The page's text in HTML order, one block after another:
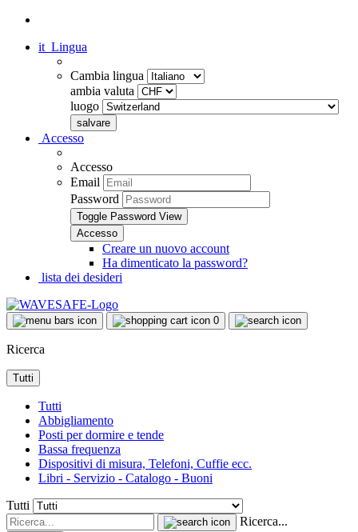
it Lingua
Cambia lingua
ambia valuta
luogo
Accesso
Accesso
Email
Password
Toggle Password View
Creare un nuovo account
Ha dimenticato la password?
lista dei desideri
0
Ricerca
Tutti
Tutti
Abbigliamento
Posti per dormire e tende
Bassa frequenza
Dispositivi di misura, Telefoni, Cuffie ecc.
Libri - Servizio - Catalogo - Buoni
Tutti
Ricerca...